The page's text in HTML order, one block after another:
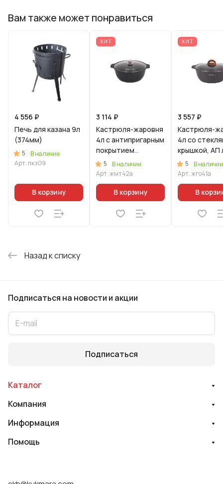
Вам также может понравиться
4 556 ₽
Печь для казана 9л
(374мм)
5
В наличии
Арт. пкз09
В корзину
ХИТ
3 114 ₽
Кастрюля-жаровня
4л с антипригарным
покрытием
(темный мрамор)
со стеклянной
5
В наличии
Арт.жмт42а
В корзину
ХИТ
3 557 ₽
Кастрюля-
4л со
крышкой, АП
«Гранит
5
В наличии
Арт.жго41а
В
Назад к списку
Подписаться на новости и акции
Подписаться
Каталог
Компания
Информация
Помощь